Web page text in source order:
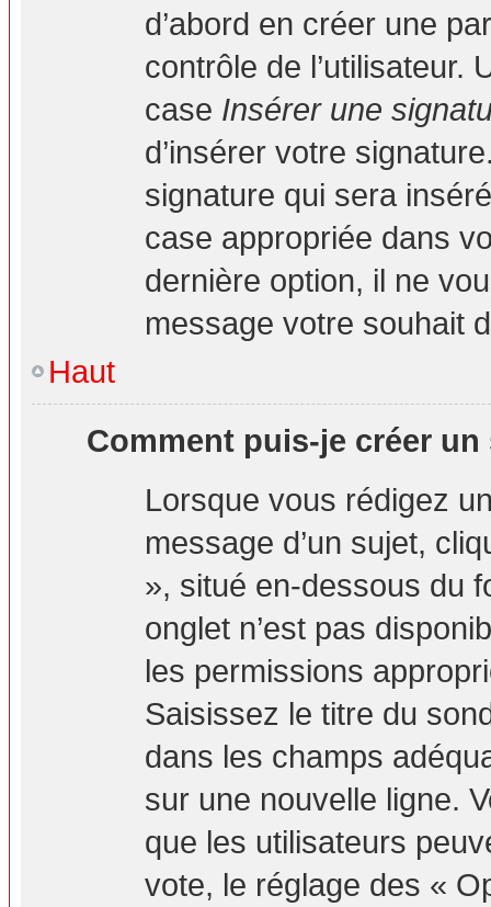
d’abord en créer une
contrôle de l’utilisateur.
case Insérer une
d’insérer votre
signature qui sera
case appropriée dans
dernière option, il ne
message votre souhait
Haut
Comment puis-je créer un
Lorsque vous rédigez
message d’un sujet,
», situé en-dessous du
onglet n’est pas
les permissions
Saisissez le titre du
dans les champs
sur une nouvelle ligne.
que les utilisateurs
vote, le réglage des «